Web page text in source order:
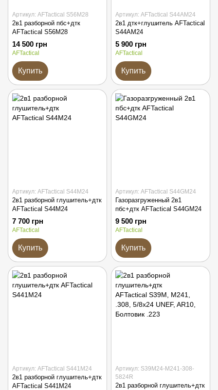
Артикул: AFTactical S56M28
2в1 разборной пбс+дтк
AFTactical S56M28
14 500 грн
AFTactical
Купить
Артикул: AFTactical S44AM24
2в1 дтк+глушитель AFTactical
S44AM24
5 900 грн
AFTactical
Купить
Артикул: AFTactical S44M24
2в1 разборной глушитель+дтк
AFTactical S44M24
7 700 грн
AFTactical
Купить
Артикул: AFTactical S44GM24
Газоразгруженный 2в1
пбс+дтк AFTactical S44GM24
9 500 грн
AFTactical
Купить
Артикул: AFTactical S441M24
2в1 разборной глушитель+дтк
AFTactical S441M24
Артикул: S39M24-M241-308-
5824R
2в1 разборной глушитель+дтк